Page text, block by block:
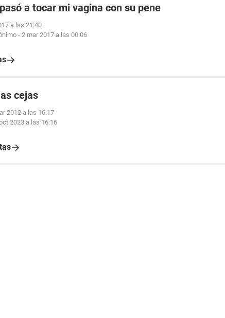
a tocar mi vagina con su pene
a las 21:40
- 2 mar 2017 a las 00:06
cejas
2012 a las 16:17
2023 a las 16:16